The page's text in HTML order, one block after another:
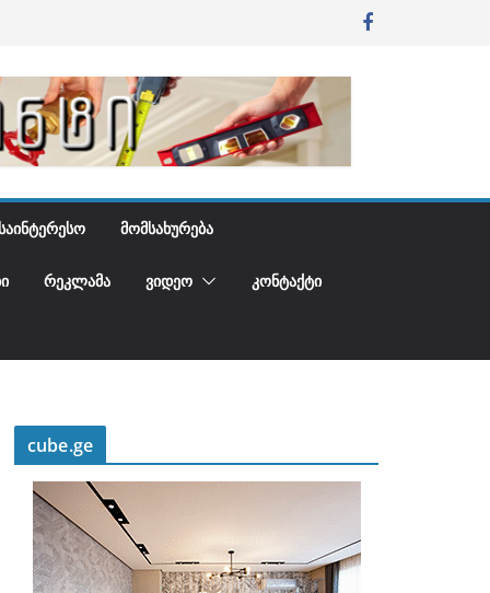
ᲡᲐᲘᲜᲢᲔᲠᲔᲡᲝ ᲛᲝᲛᲡᲐᲮᲣᲠᲔᲑᲐ
ᲠᲔᲙᲚᲐᲛᲐ ᲕᲘᲓᲔᲝ ᲙᲝᲜᲢᲐᲥᲢᲘ
cube.ge